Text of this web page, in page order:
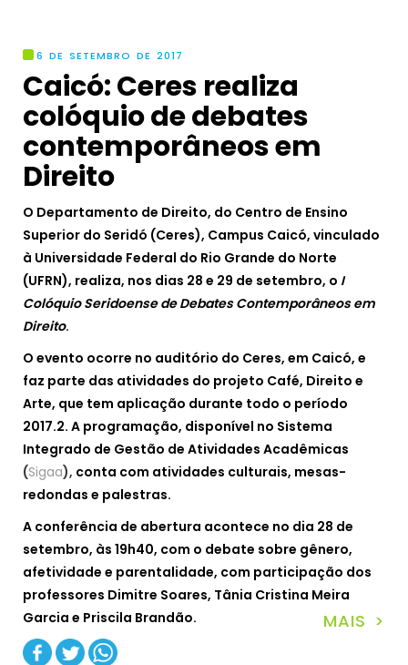
6 DE SETEMBRO DE 2017
Caicó: Ceres realiza
colóquio de debates
contemporâneos em
Direito
O Departamento de Direito, do Centro de Ensino
Superior do Seridó (Ceres), Campus Caicó, vinculado
à Universidade Federal do Rio Grande do Norte
(UFRN), realiza, nos dias 28 e 29 de setembro, o I
Colóquio Seridoense de Debates Contemporâneos em
Direito.
O evento ocorre no auditório do Ceres, em Caicó, e
faz parte das atividades do projeto Café, Direito e
Arte, que tem aplicação durante todo o período
2017.2. A programação, disponível no Sistema
Integrado de Gestão de Atividades Acadêmicas
(Sigaa), conta com atividades culturais, mesas-
redondas e palestras.
A conferência de abertura acontece no dia 28 de
setembro, às 19h40, com o debate sobre gênero,
afetividade e parentalidade, com participação dos
professores Dimitre Soares, Tânia Cristina Meira
Garcia e Priscila Brandão.
MAIS >